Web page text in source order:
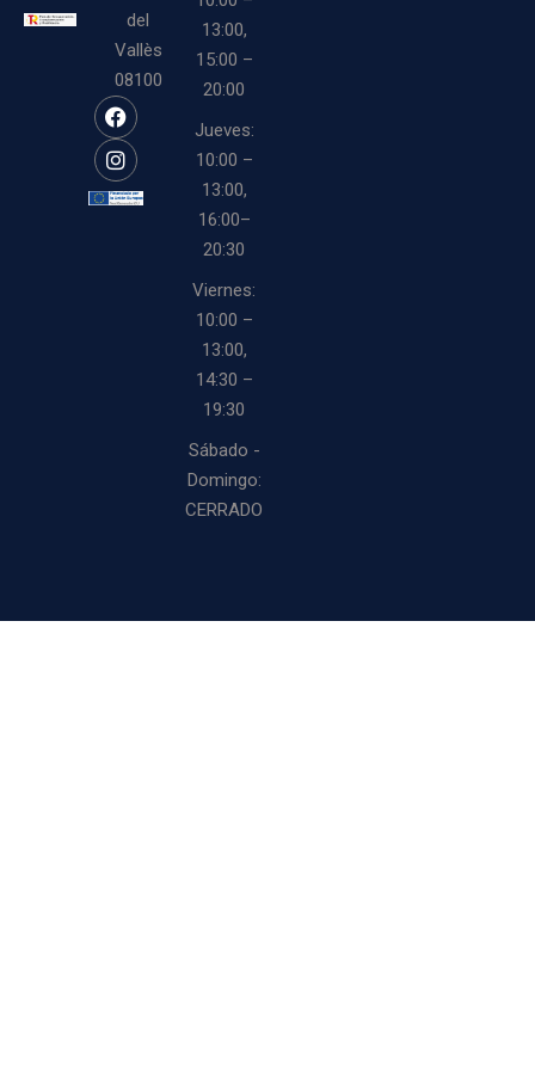
del
Vallès
08100
13:00,
15:00 –
20:00
Jueves:
10:00 –
13:00,
16:00–
20:30
Viernes:
10:00 –
13:00,
14:30 –
19:30
Sábado -
Domingo:
CERRADO